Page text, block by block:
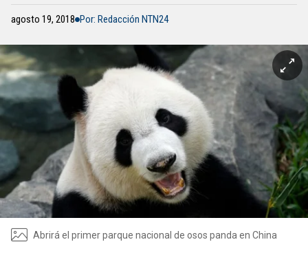
agosto 19, 2018 Por: Redacción NTN24
Abrirá el primer parque nacional de osos panda en China